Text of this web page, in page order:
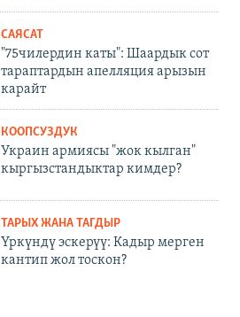
САЯСАТ
"75чилердин каты": Шаардык сот
тараптардын апелляция арызын
карайт
КООПСУЗДУК
Украин армиясы "жок кылган"
кыргызстандыктар кимдер?
ТАРЫХ ЖАНА ТАГДЫР
Үркүндү эскерүү: Кадыр мерген
кантип жол тоскон?